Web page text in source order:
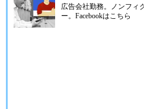
広告会社勤務。ノンフィ
ー。Facebookはこちら